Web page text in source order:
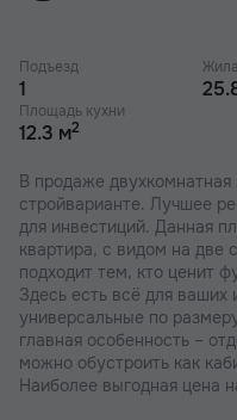
Подъезд
1
Площадь кухни
12.3 м2
В продаже двухкомнатная
стройварианте. Лучшее
для инвестиций. Данная
квартира, с видом на две
подходит тем, кто ценит
Здесь есть всё для ваших
универсальные по
главная особенность –
можно обустроить как
Наиболее выгодная цена